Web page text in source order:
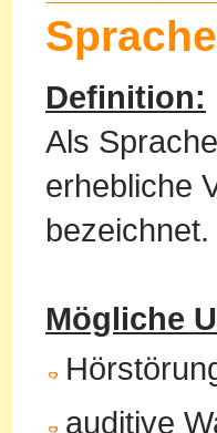
Definition:
Als
erhebliche
bezeichnet.
Mögliche
auditive